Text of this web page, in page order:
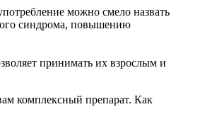
можно смело назвать
синдрома, повышению
принимать их взрослым и
комплексный препарат. Как